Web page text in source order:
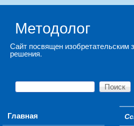
Методолог
Сайт посвящен изобретательским
решения.
Форма поиска
Поиск
Main menu
Главная